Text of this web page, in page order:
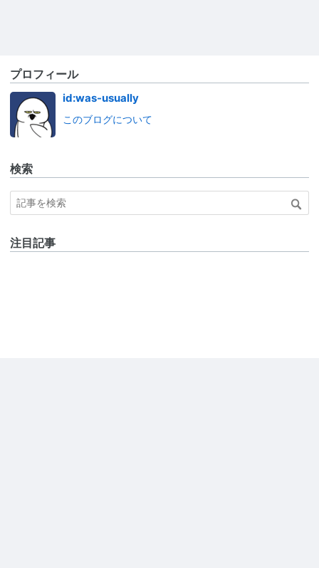
プロフィール
id:was-usually
このブログについて
検索
注目記事